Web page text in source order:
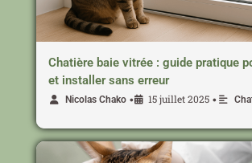
Chatière baie vitrée : guide pratique
et installer sans erreur
Nicolas Chako • 15 juillet 2025 •